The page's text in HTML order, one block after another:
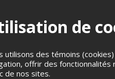
paix ne parvient à mettre fin
dans l'est du pays,
par la population
dans un tel contexte ?
professeur de science
explorera les interactions
de la paix et les
de
utilisons des témoins
offrir des
de nos sites.